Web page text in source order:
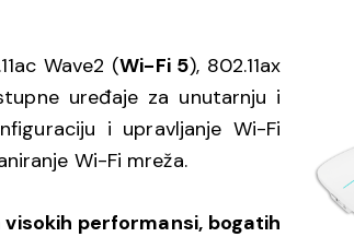
Wave2 (Wi-Fi 5), 802.11ax
uređaje za unutarnju i
i upravljanje Wi-Fi
Wi-Fi mreža.
performansi, bogatih